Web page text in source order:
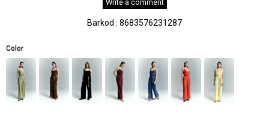
Write a comment
Barkod : 8683576231287
Color